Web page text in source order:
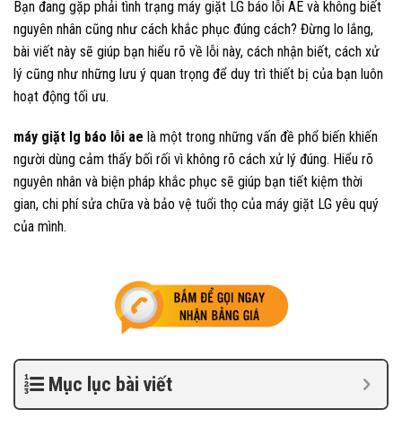
Bạn đang gặp phải tình trạng máy giặt LG báo lỗi AE và không biết
nguyên nhân cũng như cách khắc phục đúng cách? Đừng lo lắng,
bài viết này sẽ giúp bạn hiểu rõ về lỗi này, cách nhận biết, cách xử
lý cũng như những lưu ý quan trọng để duy trì thiết bị của bạn luôn
hoạt động tối ưu.
máy giặt lg báo lỗi ae là một trong những vấn đề phổ biến khiến
người dùng cảm thấy bối rối vì không rõ cách xử lý đúng. Hiểu rõ
nguyên nhân và biện pháp khắc phục sẽ giúp bạn tiết kiệm thời
gian, chi phí sửa chữa và bảo vệ tuổi thọ của máy giặt LG yêu quý
của mình.
Mục lục bài viết